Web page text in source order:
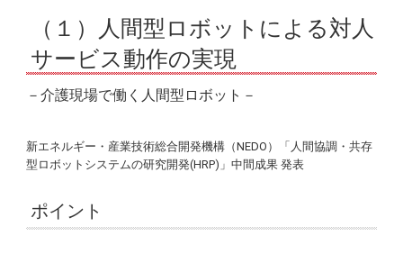
（１）人間型ロボットによる対人
サービス動作の実現
－介護現場で働く人間型ロボット－
新エネルギー・産業技術総合開発機構（NEDO）「人間協調・共存
型ロボットシステムの研究開発(HRP)」中間成果 発表
ポイント